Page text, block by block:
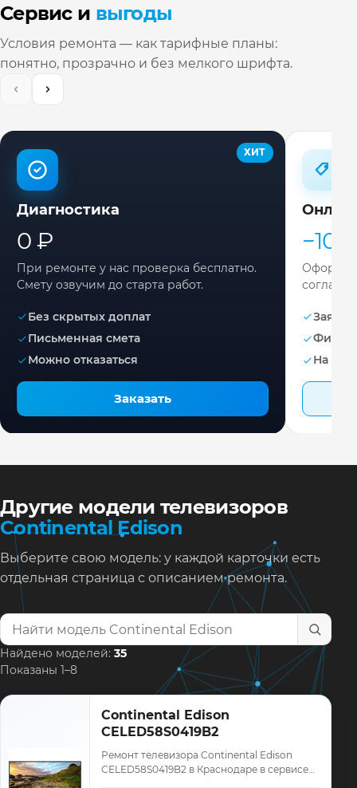
Сервис и выгоды
Условия ремонта — как тарифные планы:
понятно, прозрачно и без мелкого шрифта.
ХИТ
Диагностика
0 ₽
При ремонте у нас проверка бесплатно.
Смету озвучим до старта работ.
Без скрытых доплат
Письменная смета
Можно отказаться
Заказать
−10%
Заявка
На
Другие модели телевизоров
Continental Edison
Выберите свою модель: у каждой карточки есть
отдельная страница с описанием ремонта.
Найти модель телевизора
Найдено моделей: 35
Показаны 1–8
Continental Edison
CELED58S0419B2
Ремонт телевизора Continental Edison
CELED58S0419B2 в Краснодаре в сервисе